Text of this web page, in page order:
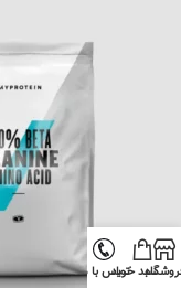
سبد خریدتماس با ما